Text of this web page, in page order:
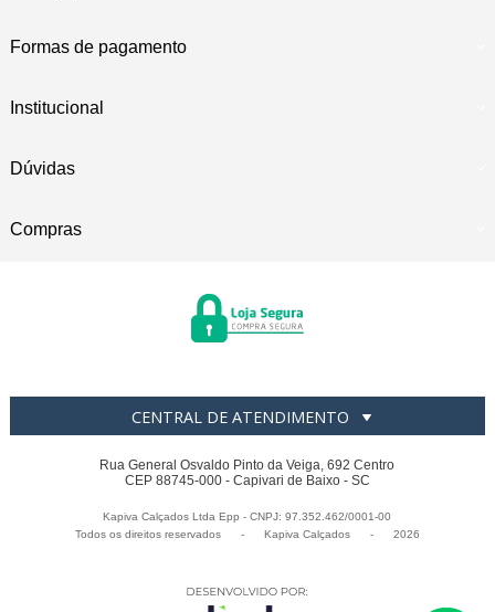
Formas de pagamento
Institucional
Dúvidas
Compras
CENTRAL DE ATENDIMENTO
Rua General Osvaldo Pinto da Veiga, 692 Centro
CEP 88745-000 - Capivari de Baixo - SC
Kapiva Calçados Ltda Epp - CNPJ: 97.352.462/0001-00
Todos os direitos reservados
- Kapiva Calçados - 2026